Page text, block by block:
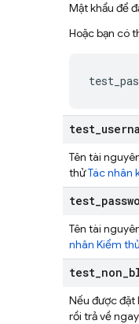
Mật khẩu để
Hoặc bạn có
test_
Tên tài
thửTác nhân
test_
Tên tài
nhân Kiểm
test_non_
Nếu được đặt
rồi trả về